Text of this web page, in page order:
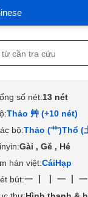
số nét:13 nét
Thảo 艸 (+10 nét)
bộ:Thảo (艹)Thổ (
Gài , Gě , Hé
hán việt:CáiHạp
bút:一丨丨一丨